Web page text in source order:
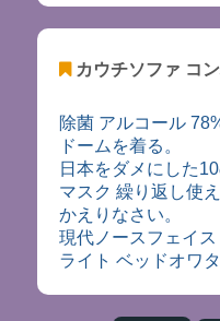
カウチソファ コ
除菌 アルコール
ドームを着る。
日本をダメにした
マスク 繰り返し使
かえりなさい。
現代ノースフェイ
ライト ベッドオワ